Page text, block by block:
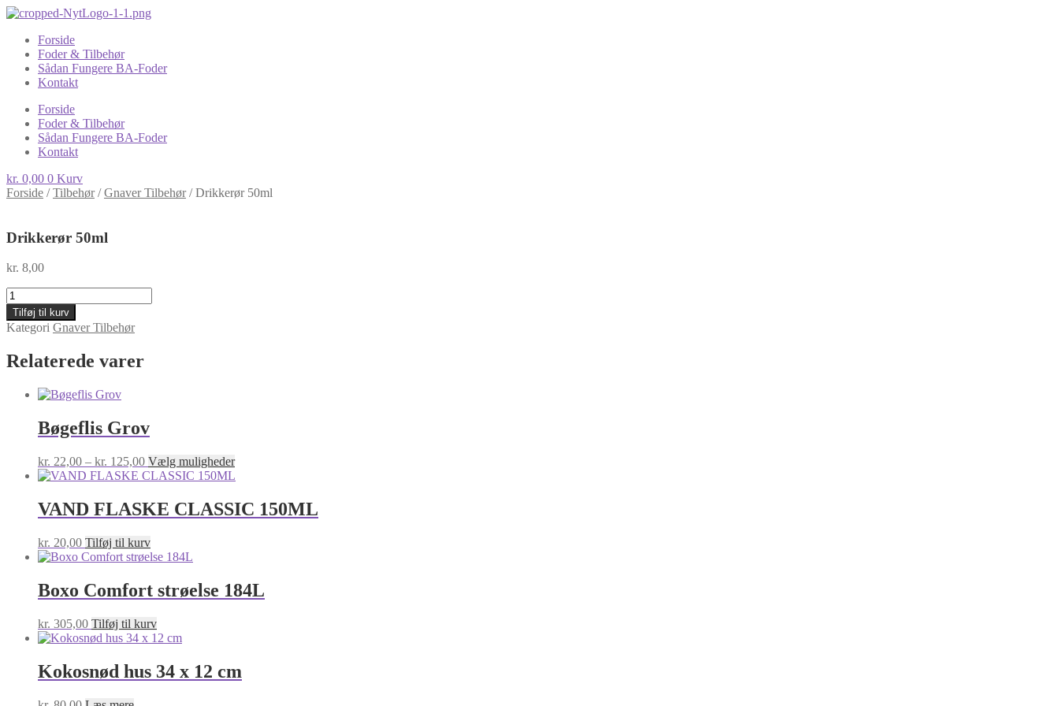
Forside
Foder & Tilbehør
Sådan Fungere BA-Foder
Kontakt
Forside
Foder & Tilbehør
Sådan Fungere BA-Foder
Kontakt
kr. 0,00 0 Kurv
Forside /Tilbehør/Gnaver Tilbehør/Drikkerør 50ml
Drikkerør 50ml
kr. 8,00
Drikkerør
50ml
antal
Tilføj til kurv
Kategori Gnaver Tilbehør
Relaterede varer
Bøgeflis Grov
kr. 22,00 – kr. 125,00Prisinterval:
kr. 22,00
kr. 125,00
Vælg mulighederDette
vare
flere
varianter.
varesiden
VAND FLASKE CLASSIC 150ML
kr. 20,00 Tilføj til kurv
Boxo Comfort strøelse 184L
kr. 305,00 Tilføj til kurv
Kokosnød hus 34 x 12 cm